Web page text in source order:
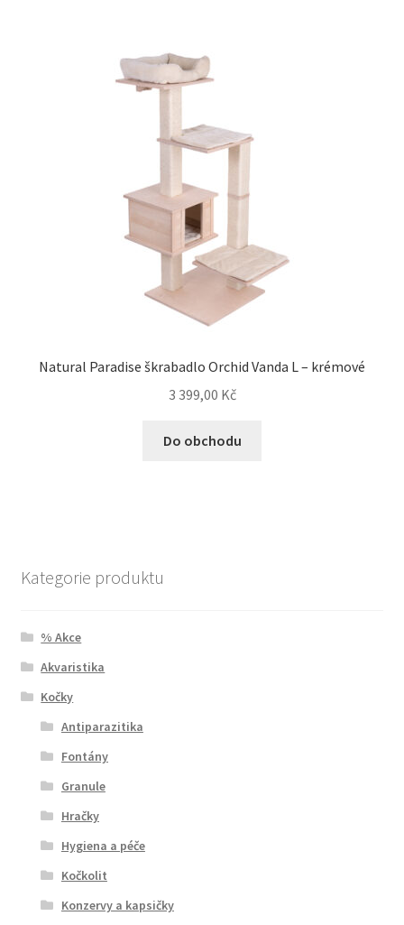
Natural Paradise škrabadlo Orchid Vanda L – krémové
3 399,00 Kč
Do obchodu
Kategorie produktu
% Akce
Akvaristika
Kočky
Antiparazitika
Fontány
Granule
Hračky
Hygiena a péče
Kočkolit
Konzervy a kapsičky